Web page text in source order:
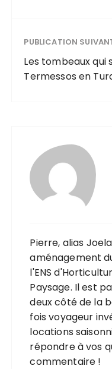
PUBLICATION
Les tombeaux qui
Termessos en
Pierre, alias
aménagement
l'ENS
Paysage. Il est
deux côté de la
fois voyageur
locations
répondre à vos
commentaire !